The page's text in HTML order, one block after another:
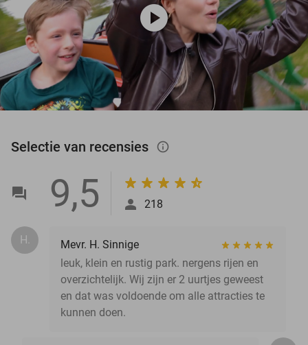
play_circle
Selectie van recensies info_outlined
9,5 218
H.
Mevr. H. Sinnige
leuk, klein en rustig park. nergens rijen en
overzichtelijk. Wij zijn er 2 uurtjes geweest
en dat was voldoende om alle attracties te
kunnen doen.